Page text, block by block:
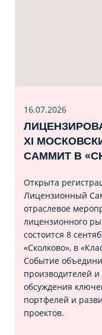
16.07.2026
XI
САММИТ В
Открыта
Лицензионный
отраслевое
лицензионного
состоится 8
«Сколково», в
Событие
производителей
обсуждения
портфелей и
проектов.